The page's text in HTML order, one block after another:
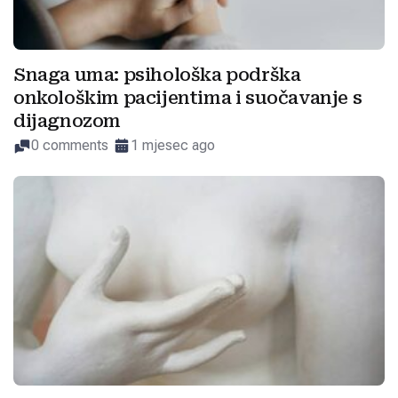
Snaga uma: psihološka podrška
onkološkim pacijentima i suočavanje s
dijagnozom
0 comments 1 mjesec ago